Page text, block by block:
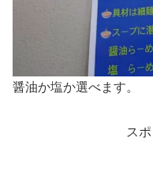
醤油か塩か選べます。
ス